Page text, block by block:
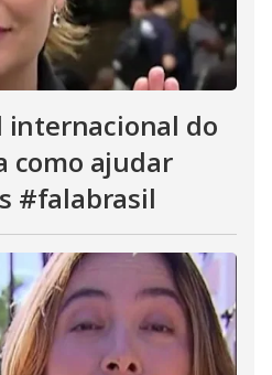
internacional do
como ajudar
#falabrasil